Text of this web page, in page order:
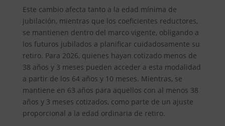
Este cambio afecta tanto a la edad mínima de
jubilación, mientras que los coeficientes reductores,
se mantienen dentro del marco vigente, obligando a
los futuros jubilados a planificar cuidadosamente su
retiro. Para 2026, quienes hayan cotizado menos de
38 años y 3 meses pueden acceder a esta modalidad
a partir de los 64 años y 10 meses. Mientras, se
mantiene en 63 años para aquellos con al menos 38
años y 3 meses cotizados, como parte de un ajuste
proporcional a la edad ordinaria de retiro.